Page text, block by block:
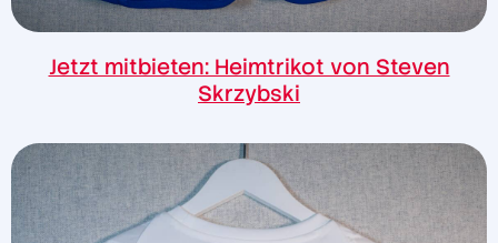
Jetzt mitbieten: Heimtrikot von Steven
Skrzybski